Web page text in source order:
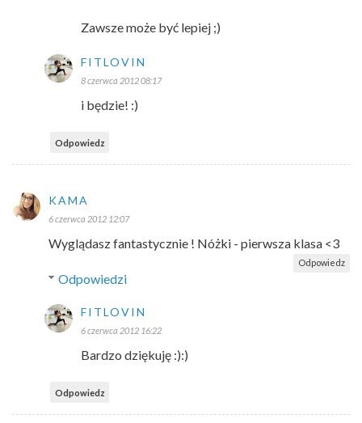
Zawsze może być lepiej ;)
FITLOVIN
8 czerwca 2012 08:17
i będzie! :)
Odpowiedz
KAMA
6 czerwca 2012 12:07
Wyglądasz fantastycznie ! Nóżki - pierwsza klasa <3
Odpowiedz
Odpowiedzi
FITLOVIN
6 czerwca 2012 16:22
Bardzo dziękuję :):)
Odpowiedz